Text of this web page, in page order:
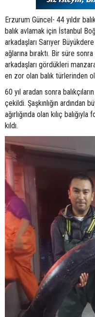
Erzurum Güncel- 44 yıldır
balık avlamak için İstanbul
arkadaşları Sarıyer
ağlarına bıraktı. Bir süre
arkadaşları gördükleri
en zor olan balık türlerinden
60 yıl aradan sonra
çekildi. Şaşkınlığın ardından
ağırlığında olan kılıç
kıldı.